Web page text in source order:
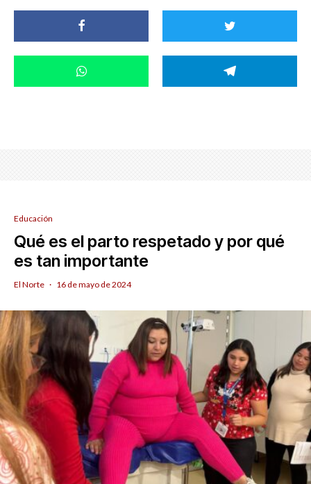
Educación
Qué es el parto respetado y por qué
es tan importante
El Norte · 16 de mayo de 2024